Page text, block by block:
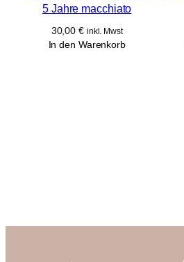
5 Jahre macchiato
30,00€ inkl. Mwst
In den Warenkorb